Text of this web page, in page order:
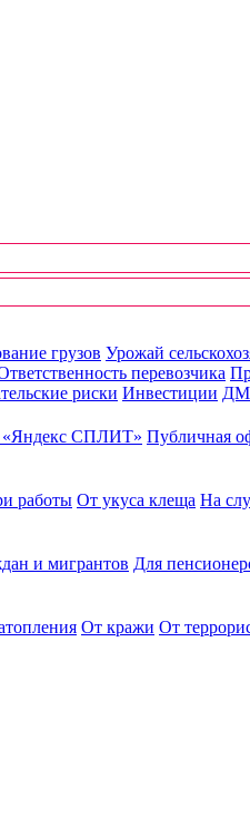
грузов Урожай
перевозчика
риски Инвестиции
«Яндекс СПЛИТ» Публичная
работы От укуса клеща На
и мигрантов Для
От кражи От